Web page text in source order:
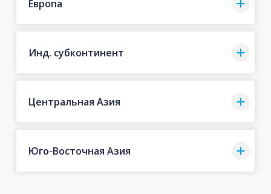
Европа
Инд. субконтинент
Центральная Азия
Юго-Восточная Азия